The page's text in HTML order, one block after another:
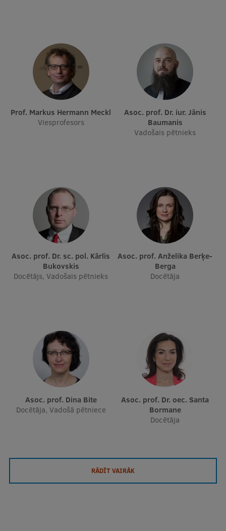
Prof. Markus Hermann Meckl
Viesprofesors
Asoc. prof. Dr. iur. Jānis
Baumanis
Vadošais pētnieks
Asoc. prof. Dr. sc. pol. Kārlis
Bukovskis
Docētājs, Vadošais pētnieks
Asoc. prof. Anželika Berķe-
Berga
Docētāja
Asoc. prof. Dina Bite
Docētāja, Vadošā pētniece
Asoc. prof. Dr. oec. Santa
Bormane
Docētāja
RĀDĪT VAIRĀK